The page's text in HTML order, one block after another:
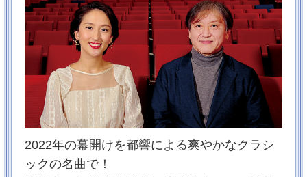
いつも番組への応援ありがとうございます！2025年は
皆さんにとってどのような年でしたか？
『都響MorningConcert～一年の幕開けを都響とともに
～』を2026年1月1日（木･祝）午前7:45～10:00放送し
ます！
大野和士さんの指揮で、チャイコフスキー：交響曲第6
番《悲愴》、第5番（※演奏会順に放送）をお届けしま
す。どうぞお楽しみに♪
12月16日発表プレスリリース
2025/10/24
★プレゼント企画★12月18日（木）コンサートチケッ
トの発送について
皆様 いつも応援ありがとうございます！
2022年の幕開けを都響による爽やかなクラシ
ックの名曲で！